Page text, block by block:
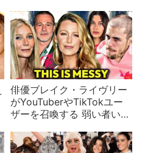
俳優ブレイク・ライヴリー
がYouTuberやTikTokユー
ザーを召喚する 弱い者いじ